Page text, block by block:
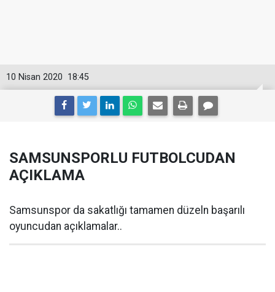
18:45
10 Nisan 2020
SAMSUNSPORLU FUTBOLCUDAN
AÇIKLAMA
Samsunspor da sakatlığı tamamen düzeln başarılı
oyuncudan açıklamalar..